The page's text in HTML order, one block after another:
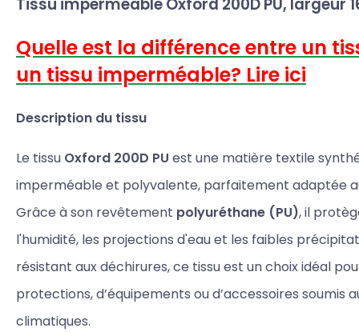
Tissu imperméable Oxford 200D PU, largeur
Quelle est la différence entre un
un tissu imperméable? Lire ici
Description du tissu
Le tissu Oxford 200D PU est une matière textile
imperméable et polyvalente, parfaitement adaptée
Grâce à son revêtement polyuréthane (PU), il
l'humidité, les projections d'eau et les faibles
résistant aux déchirures, ce tissu est un choix idéal
protections, d’équipements ou d’accessoires soumis
climatiques.